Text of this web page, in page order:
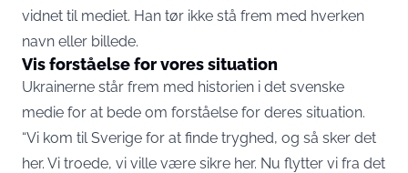
vidnet til mediet. Han tør ikke stå frem med hverken
navn eller billede.
Vis forståelse for vores situation
Ukrainerne står frem med historien i det svenske
medie for at bede om forståelse for deres situation.
“Vi kom til Sverige for at finde tryghed, og så sker det
her. Vi troede, vi ville være sikre her. Nu flytter vi fra det